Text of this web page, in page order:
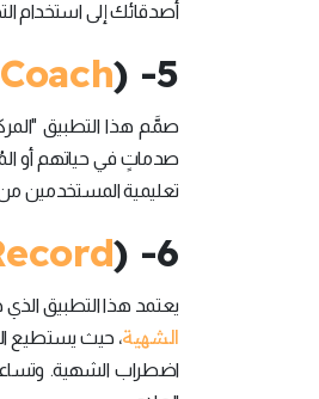
أصدقائك إلى استخدام
5- (
صدماتٍ في حياتهم أو
تعليمية المستخدمين
6- (
يعتمد هذا التطبيق
الشهية، حيث يستطيع
اضطراب الشهية. وتساعد